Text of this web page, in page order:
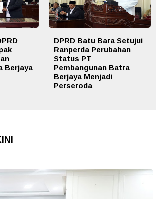
Berjaya
DPRD Batu Bara Setujui
Ranperda Perubahan
Status PT
Pembangunan Batra
Berjaya Menjadi
Perseroda